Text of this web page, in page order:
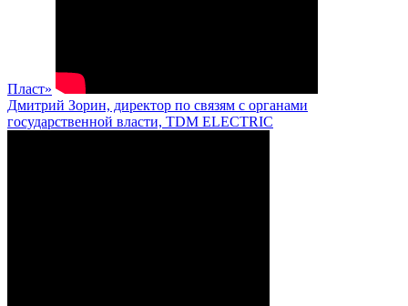
Пласт»
Дмитрий Зорин, директор по связям с органами
государственной власти, TDM ELECTRIC